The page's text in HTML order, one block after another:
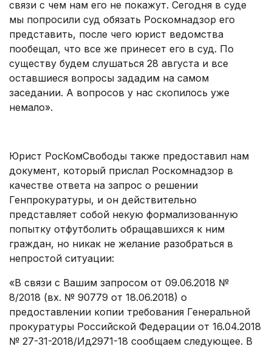
связи с чем нам его не покажут. Сегодня в суде
мы попросили суд обязать Роскомнадзор его
представить, после чего юрист ведомства
пообещал, что все же принесет его в суд. По
существу будем слушаться 28 августа и все
оставшиеся вопросы зададим на самом
заседании. А вопросов у нас скопилось уже
немало».
Юрист РосКомСвободы также предоставил нам
документ, который прислал Роскомнадзор в
качестве ответа на запрос о решении
Генпрокуратуры, и он действительно
представляет собой некую формализованную
попытку отфутболить обращавшихся к ним
граждан, но никак не желание разобраться в
непростой ситуации:
«В связи с Вашим запросом от 09.06.2018 №
8/2018 (вх. № 90779 от 18.06.2018) о
предоставлении копии требования Генеральной
прокуратуры Российской Федерации от 16.04.2018
№ 27-31-2018/Ид2971-18 сообщаем следующее. В